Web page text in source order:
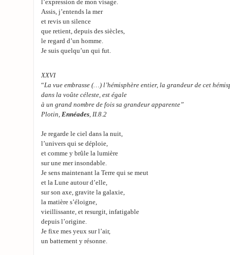
l’expression de mon visage.
Assis, j’entends la mer
et revis un silence
que retient, depuis des siècles,
le regard d’un homme.
Je suis quelqu’un qui fut.
XXVI
“La vue embrasse (…) l’hémisphère entier, la grandeur de cet
dans la voûte céleste, est égale
à un grand nombre de fois sa grandeur apparente”
Plotin, Ennéades, II.8.2
Je regarde le ciel dans la nuit,
l’univers qui se déploie,
et comme y brûle la lumière
sur une mer insondable.
Je sens maintenant la Terre qui se meut
et la Lune autour d’elle,
sur son axe, gravite la galaxie,
la matière s’éloigne,
vieillissante, et resurgit, infatigable
depuis l’origine.
Je fixe mes yeux sur l’air,
un battement y résonne.